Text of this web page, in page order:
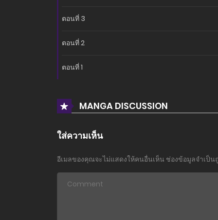
ตอนที่ 3
ตอนที่ 2
ตอนที่ 1
MANGA DISCUSSION
ใส่ความเห็น
อีเมลของคุณจะไม่แสดงให้คนอื่นเห็น ช่องข้อมูลจำเป็น